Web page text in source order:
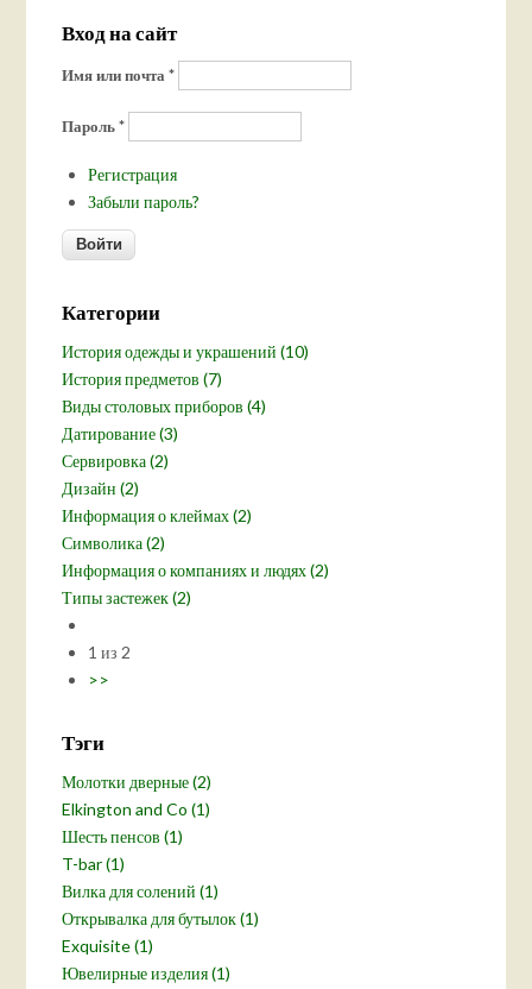
Вход на сайт
Имя или почта*
Пароль*
Регистрация
Забыли пароль?
Категории
История одежды и украшений (10)
История предметов (7)
Виды столовых приборов (4)
Датирование (3)
Сервировка (2)
Дизайн (2)
Информация о клеймах (2)
Символика (2)
Информация о компаниях и людях (2)
Типы застежек (2)
1 из 2
>>
Тэги
Молотки дверные (2)
Elkington and Co (1)
Шесть пенсов (1)
T-bar (1)
Вилка для солений (1)
Открывалка для бутылок (1)
Exquisite (1)
Ювелирные изделия (1)